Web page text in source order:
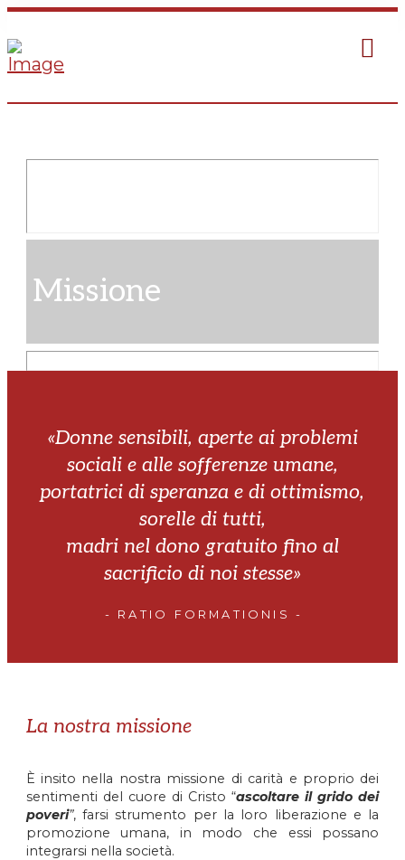
Missione
«Donne sensibili, aperte ai problemi
sociali e alle sofferenze umane,
portatrici di speranza e di ottimismo,
sorelle di tutti,
madri nel dono gratuito fino al
sacrificio di noi stesse»
- RATIO FORMATIONIS -
La nostra missione
È insito nella nostra missione di carità e proprio dei
sentimenti del cuore di Cristo “ascoltare il grido dei
poveri”, farsi strumento per la loro liberazione e la
promozione umana, in modo che essi possano
integrarsi nella società.